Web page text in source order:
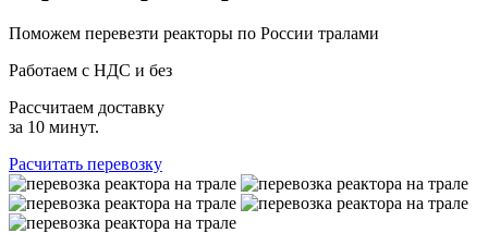
Поможем перевезти реакторы по России тралами
Работаем с НДС и без
Рассчитаем доставку
за 10 минут.
Расчитать перевозку